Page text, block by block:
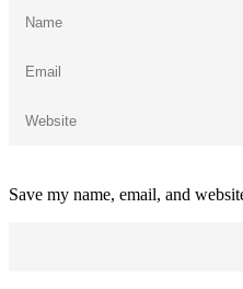
Save my name, email, and